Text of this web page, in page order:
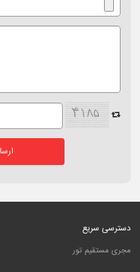
دسترسی سریع
مجری مستقیم تور